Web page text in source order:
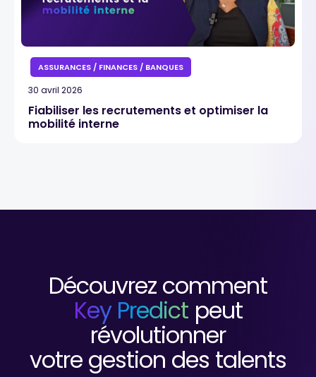
ASSURANCES / FINANCES / BANQUES
30 avril 2026
Fiabiliser les recrutements et optimiser la
mobilité interne
Découvrez comment
Key Predict peut
révolutionner
votre gestion des talents